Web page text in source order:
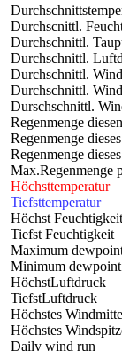
Durchscnittl.
Durchschnittl.
Durchschnittl.
Durchschnittl.
Durchschnittl.
Durschschnittl.
Regenmenge
Regenmenge
Regenmenge
Höchsttemperatur
Tiefsttemperatur
Höchst
Tiefst Feuchtigkeit
Maximum
Minimum
HöchstLuftdruck
TiefstLuftdruck
Höchstes
Höchstes
Daily wind run